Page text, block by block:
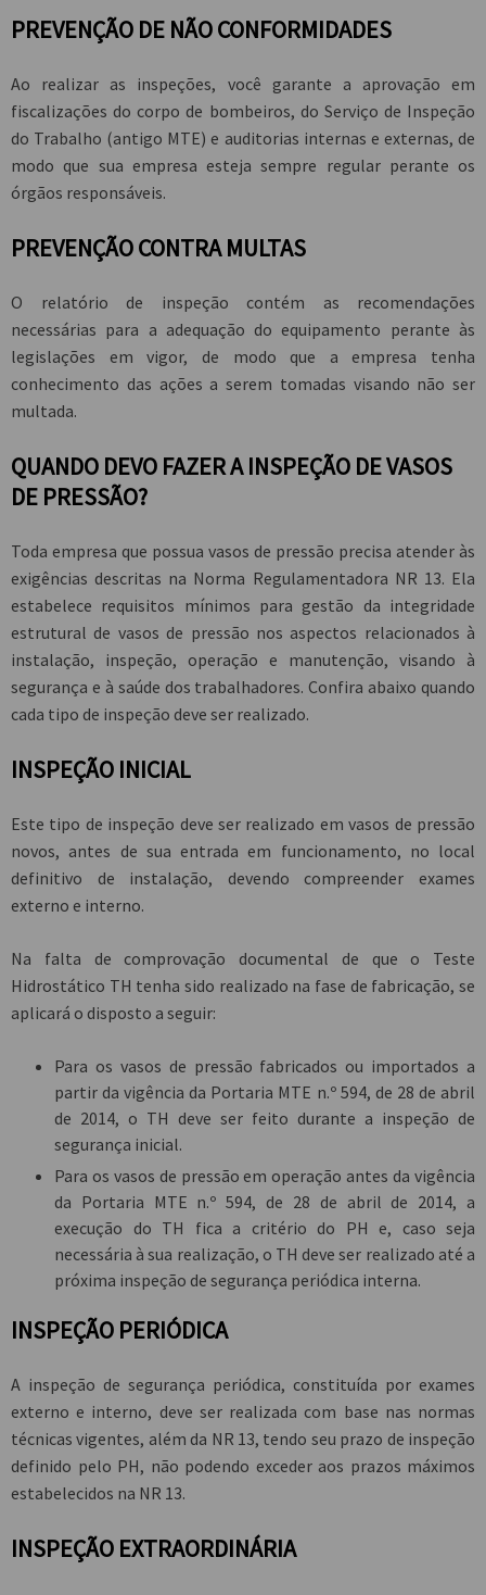
PREVENÇÃO DE NÃO CONFORMIDADES
Ao realizar as inspeções, você garante a aprovação em
fiscalizações do corpo de bombeiros, do Serviço de Inspeção
do Trabalho (antigo MTE) e auditorias internas e externas, de
modo que sua empresa esteja sempre regular perante os
órgãos responsáveis.
PREVENÇÃO CONTRA MULTAS
O relatório de inspeção contém as recomendações
necessárias para a adequação do equipamento perante às
legislações em vigor, de modo que a empresa tenha
conhecimento das ações a serem tomadas visando não ser
multada.
QUANDO DEVO FAZER A INSPEÇÃO DE VASOS
DE PRESSÃO?
Toda empresa que possua vasos de pressão precisa atender às
exigências descritas na Norma Regulamentadora NR 13. Ela
estabelece requisitos mínimos para gestão da integridade
estrutural de vasos de pressão nos aspectos relacionados à
instalação, inspeção, operação e manutenção, visando à
segurança e à saúde dos trabalhadores. Confira abaixo quando
cada tipo de inspeção deve ser realizado.
INSPEÇÃO INICIAL
Este tipo de inspeção deve ser realizado em vasos de pressão
novos, antes de sua entrada em funcionamento, no local
definitivo de instalação, devendo compreender exames
externo e interno.
Na falta de comprovação documental de que o Teste
Hidrostático TH tenha sido realizado na fase de fabricação, se
aplicará o disposto a seguir:
Para os vasos de pressão fabricados ou importados a
partir da vigência da Portaria MTE n.º 594, de 28 de abril
de 2014, o TH deve ser feito durante a inspeção de
segurança inicial.
Para os vasos de pressão em operação antes da vigência
da Portaria MTE n.º 594, de 28 de abril de 2014, a
execução do TH fica a critério do PH e, caso seja
necessária à sua realização, o TH deve ser realizado até a
próxima inspeção de segurança periódica interna.
INSPEÇÃO PERIÓDICA
A inspeção de segurança periódica, constituída por exames
externo e interno, deve ser realizada com base nas normas
técnicas vigentes, além da NR 13, tendo seu prazo de inspeção
definido pelo PH, não podendo exceder aos prazos máximos
estabelecidos na NR 13.
INSPEÇÃO EXTRAORDINÁRIA